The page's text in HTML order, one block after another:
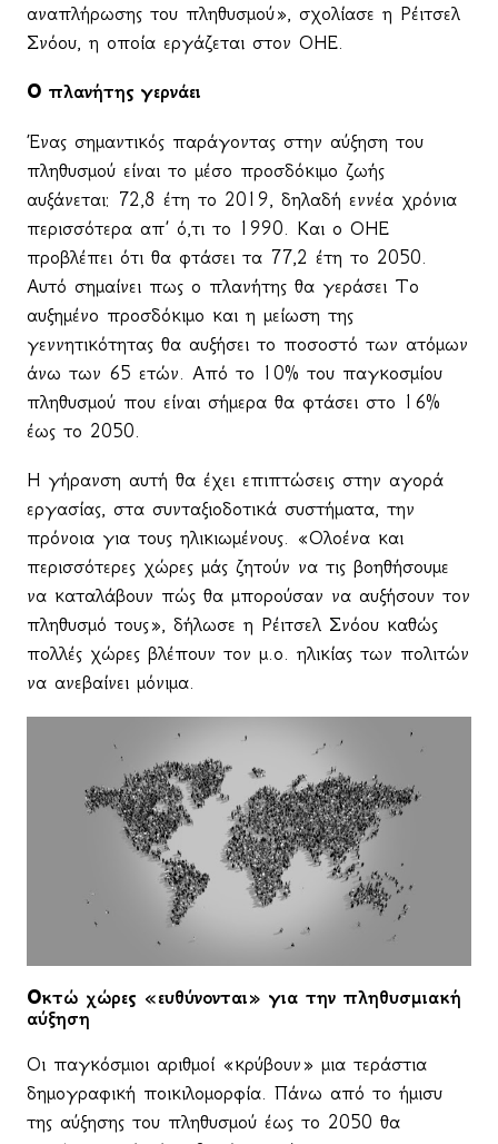
αναπλήρωσης του πληθυσμού», σχολίασε η Ρέιτσελ
Σνόου, η οποία εργάζεται στον ΟΗΕ.
Ο πλανήτης γερνάει
Ένας σημαντικός παράγοντας στην αύξηση του
πληθυσμού είναι το μέσο προσδόκιμο ζωής
αυξάνεται: 72,8 έτη το 2019, δηλαδή εννέα χρόνια
περισσότερα απ’ ό,τι το 1990. Και ο ΟΗΕ
προβλέπει ότι θα φτάσει τα 77,2 έτη το 2050.
Αυτό σημαίνει πως ο πλανήτης θα γεράσει Το
αυξημένο προσδόκιμο και η μείωση της
γεννητικότητας θα αυξήσει το ποσοστό των ατόμων
άνω των 65 ετών. Από το 10% του παγκοσμίου
πληθυσμού που είναι σήμερα θα φτάσει στο 16%
έως το 2050.
Η γήρανση αυτή θα έχει επιπτώσεις στην αγορά
εργασίας, στα συνταξιοδοτικά συστήματα, την
πρόνοια για τους ηλικιωμένους. «Ολοένα και
περισσότερες χώρες μάς ζητούν να τις βοηθήσουμε
να καταλάβουν πώς θα μπορούσαν να αυξήσουν τον
πληθυσμό τους», δήλωσε η Ρέιτσελ Σνόου καθώς
πολλές χώρες βλέπουν τον μ.ο. ηλικίας των πολιτών
να ανεβαίνει μόνιμα.
Οκτώ χώρες «ευθύνονται» για την πληθυσμιακή
αύξηση
Οι παγκόσμιοι αριθμοί «κρύβουν» μια τεράστια
δημογραφική ποικιλομορφία. Πάνω από το ήμισυ
της αύξησης του πληθυσμού έως το 2050 θα